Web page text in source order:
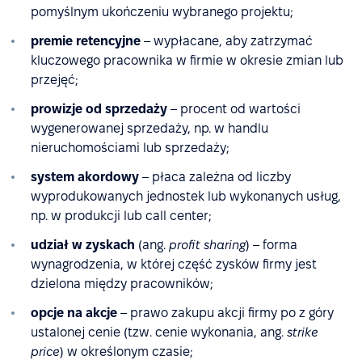
pomyślnym ukończeniu wybranego projektu;
premie retencyjne – wypłacane, aby zatrzymać
kluczowego pracownika w firmie w okresie zmian lub
przejęć;
prowizje od sprzedaży – procent od wartości
wygenerowanej sprzedaży, np. w handlu
nieruchomościami lub sprzedaży;
system akordowy – płaca zależna od liczby
wyprodukowanych jednostek lub wykonanych usług,
np. w produkcji lub call center;
udział w zyskach (ang. profit sharing) – forma
wynagrodzenia, w której część zysków firmy jest
dzielona między pracowników;
opcje na akcje – prawo zakupu akcji firmy po z góry
ustalonej cenie (tzw. cenie wykonania, ang. strike
price) w określonym czasie;